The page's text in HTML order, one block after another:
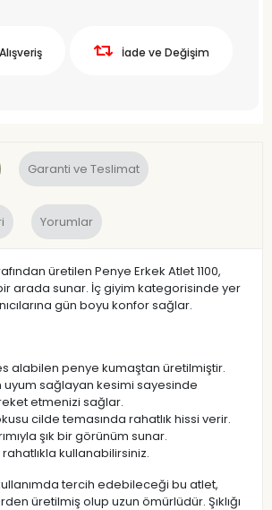
İade ve Değişim
Garanti ve Teslimat
Yorumlar
üretilen Penye Erkek Atlet 1100,
bir arada sunar. İç giyim kategorisinde yer
gün boyu konfor sağlar.
alabilen penye kumaştan üretilmiştir.
sağlayan kesimi sayesinde
etmenizi sağlar.
cilde temasında rahatlık hissi verir.
şık bir görünüm sunar.
kullanabilirsiniz.
tercih edebileceği bu atlet,
üretilmiş olup uzun ömürlüdür. Şıklığı